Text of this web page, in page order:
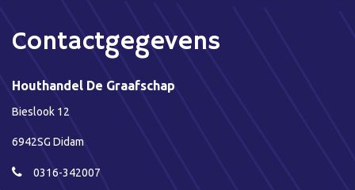
Contactgegevens
Houthandel De Graafschap
Bieslook 12
6942SG Didam
0316-342007